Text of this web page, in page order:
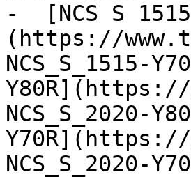
-  [NCS S
(https://
NCS_S_1515-
NCS_S_2020-
NCS_S_2020-